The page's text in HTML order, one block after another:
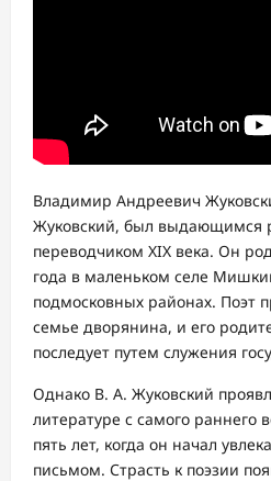
Владимир Андреевич
Жуковский, был выдающимся
переводчиком XIX века. Он
года в маленьком селе
подмосковных районах. Поэт
семье дворянина, и его
последует путем служения
Однако В. А. Жуковский
литературе с самого раннего
пять лет, когда он начал
письмом. Страсть к поэзии